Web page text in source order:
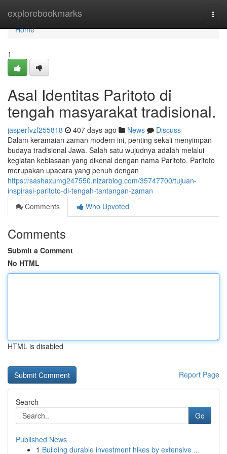
explorebookmarks
Home
Home
1
Asal Identitas Paritoto di
tengah masyarakat tradisional.
jasperfvzf255818 407 days ago News
Discuss
Dalam keramaian zaman modern ini, penting sekali menyimpan
budaya tradisional Jawa. Salah satu wujudnya adalah melalui
kegiatan kebiasaan yang dikenal dengan nama Paritoto. Paritoto
merupakan upacara yang penuh dengan
https://sashaxumg247550.nizarblog.com/35747700/tujuan-
inspirasi-paritoto-di-tengah-tantangan-zaman
Comments
Who Upvoted
Comments
Submit a Comment
No HTML
HTML is disabled
Report Page
Search
Go
Published News
1 Building durable investment hikes by extensive ...